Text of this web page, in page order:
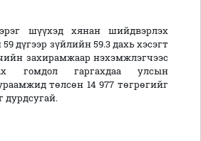
шүүхэд хянан шийдвэрлэх
дүгээр зүйлийн 59.3 дахь хэсэгт
захирамжаар нэхэмжлэгчээс
гомдол гаргахдаа улсын
төлсөн 14 977 төгрөгийг
дурдсугай.